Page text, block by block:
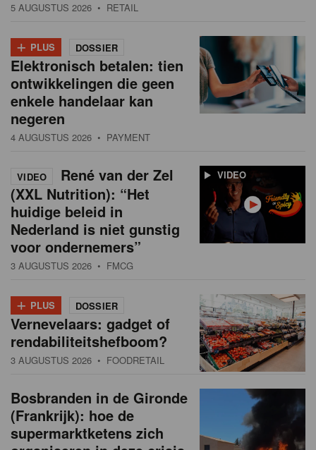
5 AUGUSTUS 2026 • RETAIL
+ PLUS DOSSIER
Elektronisch betalen: tien
ontwikkelingen die geen
enkele handelaar kan
negeren
4 AUGUSTUS 2026 • PAYMENT
VIDEO
VIDEO
René van der Zel
(XXL Nutrition): “Het
huidige beleid in
Nederland is niet gunstig
voor ondernemers”
3 AUGUSTUS 2026 • FMCG
+ PLUS DOSSIER
Vernevelaars: gadget of
rendabiliteitshefboom?
3 AUGUSTUS 2026 • FOODRETAIL
Bosbranden in de Gironde
(Frankrijk): hoe de
supermarktketens zich